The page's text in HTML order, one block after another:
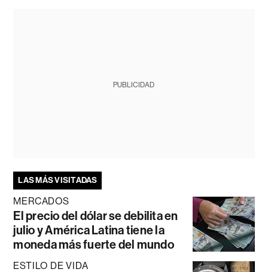
PUBLICIDAD
LAS MÁS VISITADAS
MERCADOS
El precio del dólar se debilita en
julio y América Latina tiene la
moneda más fuerte del mundo
ESTILO DE VIDA